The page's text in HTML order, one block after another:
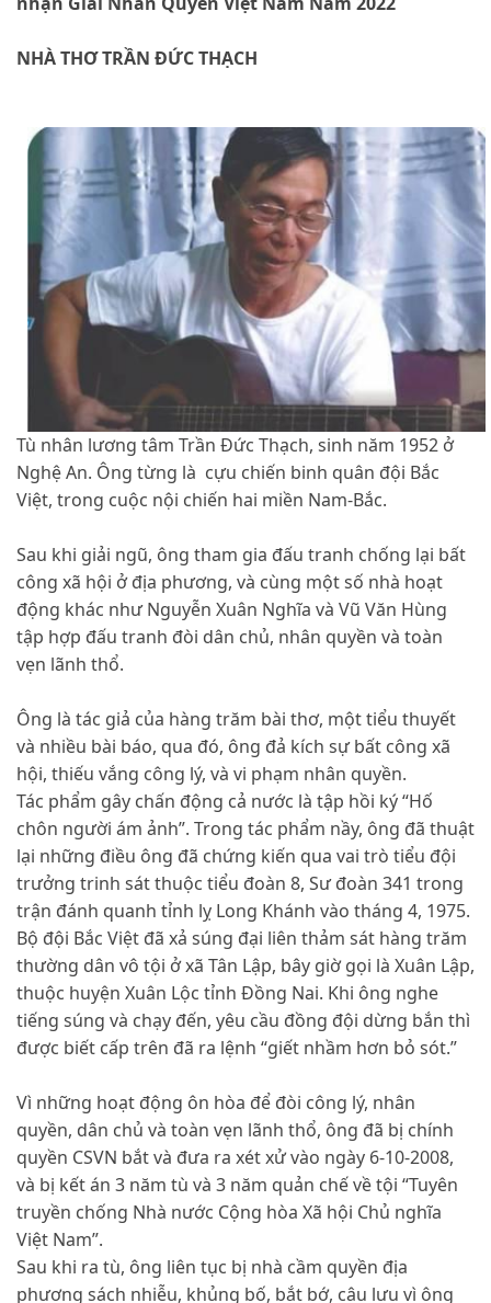
NHÀ THƠ TRẦN ĐỨC THẠCH
Tù nhân lương tâm Trần Đức Thạch, sinh năm 1952 ở
Nghệ An. Ông từng là cựu chiến binh quân đội Bắc
Việt, trong cuộc nội chiến hai miền Nam-Bắc.
Sau khi giải ngũ, ông tham gia đấu tranh chống lại bất
công xã hội ở địa phương, và cùng một số nhà hoạt
động khác như Nguyễn Xuân Nghĩa và Vũ Văn Hùng
tập hợp đấu tranh đòi dân chủ, nhân quyền và toàn
vẹn lãnh thổ.
Ông là tác giả của hàng trăm bài thơ, một tiểu thuyết
và nhiều bài báo, qua đó, ông đả kích sự bất công xã
hội, thiếu vắng công lý, và vi phạm nhân quyền.
Tác phẩm gây chấn động cả nước là tập hồi ký “Hố
chôn người ám ảnh”. Trong tác phẩm nầy, ông đã thuật
lại những điều ông đã chứng kiến qua vai trò tiểu đội
trưởng trinh sát thuộc tiểu đoàn 8, Sư đoàn 341 trong
trận đánh quanh tỉnh lỵ Long Khánh vào tháng 4, 1975.
Bộ đội Bắc Việt đã xả súng đại liên thảm sát hàng trăm
thường dân vô tội ở xã Tân Lập, bây giờ gọi là Xuân Lập,
thuộc huyện Xuân Lộc tỉnh Đồng Nai. Khi ông nghe
tiếng súng và chạy đến, yêu cầu đồng đội dừng bắn thì
được biết cấp trên đã ra lệnh “giết nhầm hơn bỏ sót.”
Vì những hoạt động ôn hòa để đòi công lý, nhân
quyền, dân chủ và toàn vẹn lãnh thổ, ông đã bị chính
quyền CSVN bắt và đưa ra xét xử vào ngày 6-10-2008,
và bị kết án 3 năm tù và 3 năm quản chế về tội “Tuyên
truyền chống Nhà nước Cộng hòa Xã hội Chủ nghĩa
Việt Nam”.
Sau khi ra tù, ông liên tục bị nhà cầm quyền địa
phương sách nhiễu, khủng bố, bắt bớ, câu lưu vì ông